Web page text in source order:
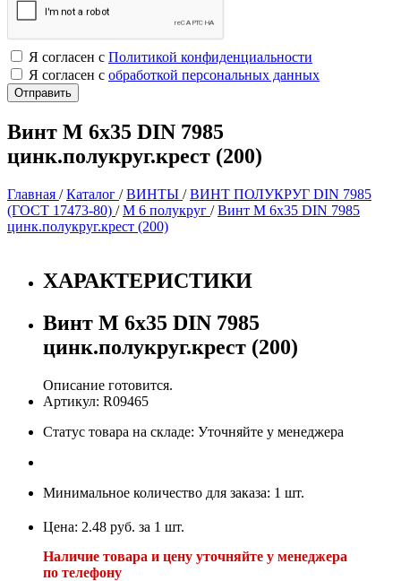
Я согласен с Политикой конфиденциальности
Я согласен с обработкой персональных данных
Винт М 6х35 DIN 7985
цинк.полукруг.крест (200)
Главная /Каталог /ВИНТЫ /ВИНТ ПОЛУКРУГ DIN 7985
(ГОСТ 17473-80) /М 6 полукруг /Винт М 6х35 DIN 7985
цинк.полукруг.крест (200)
ХАРАКТЕРИСТИКИ
Винт М 6х35 DIN 7985
цинк.полукруг.крест (200)
Описание готовится.
Артикул: R09465
Статус товара на складе: Уточняйте у менеджера
Минимальное количество для заказа: 1 шт.
Цена: 2.48 руб. за 1 шт.
Наличие товара и цену уточняйте у менеджера
по телефону